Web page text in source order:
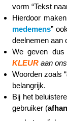
vorm “Tekst
Hierdoor
medemens”
deelnemen aan
We geven dus
KLEUR aan
Woorden zoals “
belangrijk.
Bij het
gebruiker (